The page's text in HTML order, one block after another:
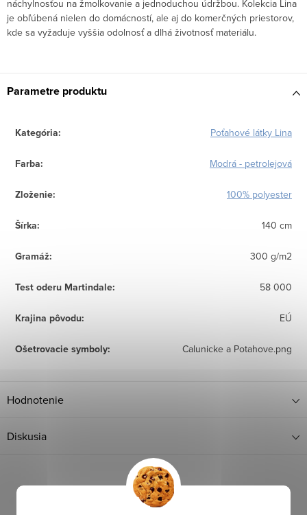
náchylnosťou na žmolkovanie a jednoduchou údržbou. Kolekcia Lina
je obľúbená nielen do domácností, ale aj do komerčných priestorov,
kde sa vyžaduje vyššia odolnosť a dlhá životnosť materiálu.
Parametre produktu
Kategória: Poťahové látky Lina
Farba: Modrá - petrolejová
Zloženie: 100% polyester
Šírka: 140 cm
Gramáž: 300 g/m2
Test oderu Martindale: 58 000
Krajina pôvodu: EÚ
Ošetrovacie symboly: Calunicke a Potahove.png
Hodnotenie
Diskusia